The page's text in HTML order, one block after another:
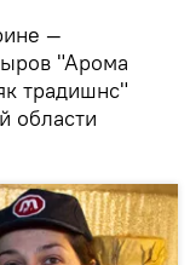
—
"Арома
традишнс"
области